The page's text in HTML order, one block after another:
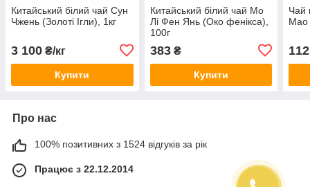
Китайський білий чай Сун
Чжень (Золоті Ігли), 1кг
3 100 ₴/кг
Купити
Китайський білий чай Мо
Лі Фен Янь (Око фенікса),
100г
383₴
Купити
Чай
Мао
112
Про нас
100% позитивних з 1524 відгуків за рік
Працює з 22.12.2014